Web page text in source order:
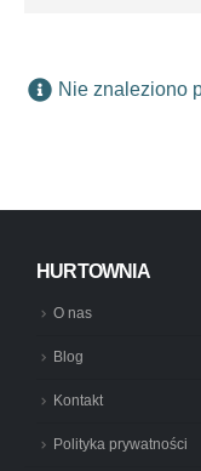
Nie znaleziono
HURTOWNIA
O nas
Blog
Kontakt
Polityka prywatności